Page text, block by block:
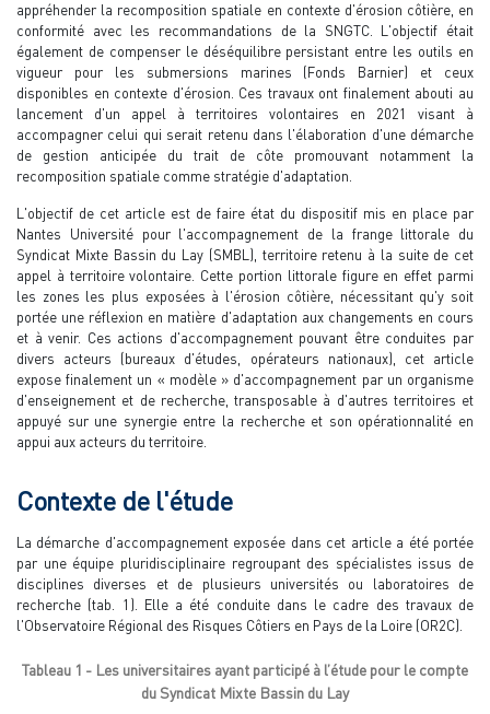
appréhender la recomposition spatiale en contexte d'érosion côtière, en
conformité avec les recommandations de la SNGTC. L'objectif était
également de compenser le déséquilibre persistant entre les outils en
vigueur pour les submersions marines (Fonds Barnier) et ceux
disponibles en contexte d'érosion. Ces travaux ont finalement abouti au
lancement d'un appel à territoires volontaires en 2021 visant à
accompagner celui qui serait retenu dans l'élaboration d'une démarche
de gestion anticipée du trait de côte promouvant notamment la
recomposition spatiale comme stratégie d'adaptation.
L'objectif de cet article est de faire état du dispositif mis en place par
Nantes Université pour l'accompagnement de la frange littorale du
Syndicat Mixte Bassin du Lay (SMBL), territoire retenu à la suite de cet
appel à territoire volontaire. Cette portion littorale figure en effet parmi
les zones les plus exposées à l'érosion côtière, nécessitant qu'y soit
portée une réflexion en matière d'adaptation aux changements en cours
et à venir. Ces actions d'accompagnement pouvant être conduites par
divers acteurs (bureaux d'études, opérateurs nationaux), cet article
expose finalement un « modèle » d'accompagnement par un organisme
d'enseignement et de recherche, transposable à d'autres territoires et
appuyé sur une synergie entre la recherche et son opérationnalité en
appui aux acteurs du territoire.
Contexte de l'étude
La démarche d'accompagnement exposée dans cet article a été portée
par une équipe pluridisciplinaire regroupant des spécialistes issus de
disciplines diverses et de plusieurs universités ou laboratoires de
recherche (tab. 1). Elle a été conduite dans le cadre des travaux de
l'Observatoire Régional des Risques Côtiers en Pays de la Loire (OR2C).
Tableau 1 - Les universitaires ayant participé à l’étude pour le compte
du Syndicat Mixte Bassin du Lay